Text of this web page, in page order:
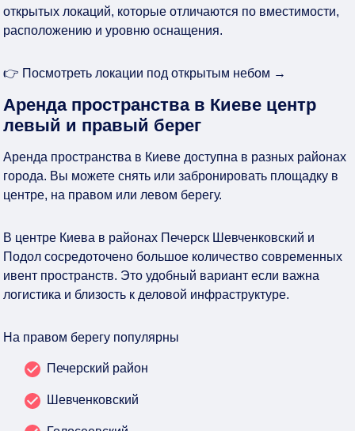
открытых локаций, которые отличаются по вместимости,
расположению и уровню оснащения.
👉 Посмотреть локации под открытым небом →
Аренда пространства в Киеве центр
левый и правый берег
Аренда пространства в Киеве доступна в разных районах
города. Вы можете снять или забронировать площадку в
центре, на правом или левом берегу.
В центре Киева в районах Печерск Шевченковский и
Подол сосредоточено большое количество современных
ивент пространств. Это удобный вариант если важна
логистика и близость к деловой инфраструктуре.
На правом берегу популярны
Печерский район
Шевченковский